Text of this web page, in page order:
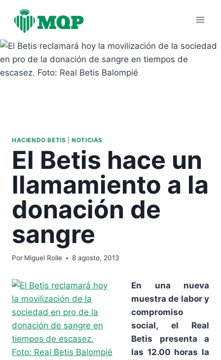
contenido
HACIENDO BETIS |NOTICIAS
El Betis hace un
llamamiento a la
donación de
sangre
Por Miguel Rolle 8 agosto, 2013
En una nueva
muestra de labor y
compromiso
social, el Real
Betis presenta a
las 12.00 horas la